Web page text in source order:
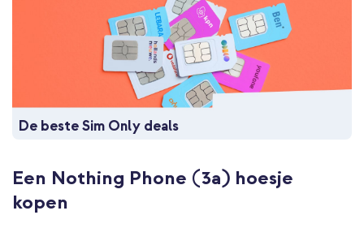
De beste Sim Only deals
Een Nothing Phone (3a) hoesje
kopen